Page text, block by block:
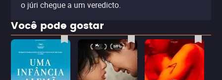
o júri chegue a um veredicto.
Você pode gostar